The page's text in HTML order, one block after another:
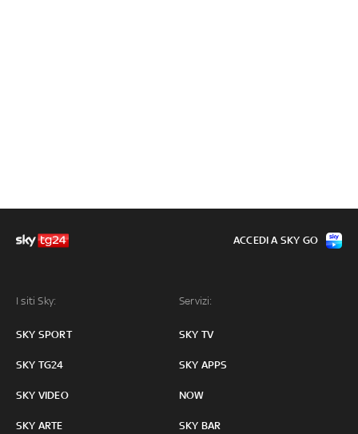
I siti Sky:
SKY SPORT
SKY TG24
SKY VIDEO
SKY ARTE
Servizi:
SKY TV
SKY APPS
NOW
SKY BAR
ACCEDI A SKY GO